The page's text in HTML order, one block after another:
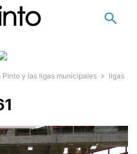
Pinto y las ligas municipales
ligas